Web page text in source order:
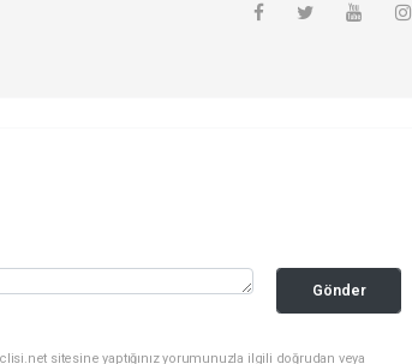
Gönder
sitesine yaptığınız yorumunuzla ilgili doğrudan veya